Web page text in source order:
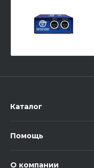
Каталог
Помощь
О компании